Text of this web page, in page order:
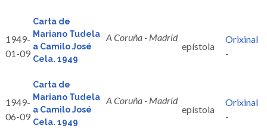
1949-
01-09
Carta de
Mariano Tudela
a Camilo José
Cela. 1949
A Coruña - Madríd
epístola
Orixinal
-
1949-
06-09
Carta de
Mariano Tudela
a Camilo José
Cela. 1949
A Coruña - Madríd
epístola
Orixinal
-